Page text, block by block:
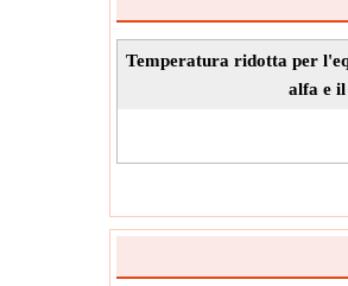
Temperatura ridotta per
alfa e